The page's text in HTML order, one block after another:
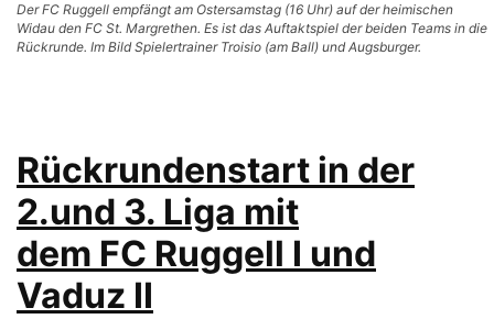
Der FC Ruggell empfängt am Ostersamstag (16 Uhr) auf der heimischen
Widau den FC St. Margrethen. Es ist das Auftaktspiel der beiden Teams in die
Rückrunde. Im Bild Spielertrainer Troisio (am Ball) und Augsburger.
Rückrundenstart in der
2.und 3. Liga mit
dem FC Ruggell I und
Vaduz II